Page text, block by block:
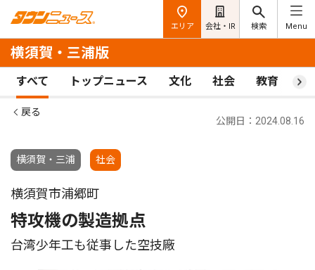
エリア 会社・IR 検索 Menu
横須賀・三浦版
すべて トップニュース 文化 社会 教育 ス
戻る
横須賀・三浦 社会
公開日：2024.08.16
横須賀市浦郷町
特攻機の製造拠点
台湾少年工も従事した空技廠